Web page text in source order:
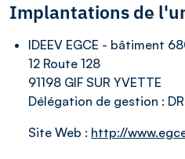
Implantations de
IDEEV EGCE - bâtiment
12 Route 128
91198 GIF SUR YVETTE
Délégation de gestion :
Site Web : http://